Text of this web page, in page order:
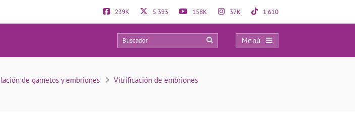
239K 5.393 158K 37K 1.610
Menú
Social?
22 0
de gametos y embriones Vitrificación de embriones